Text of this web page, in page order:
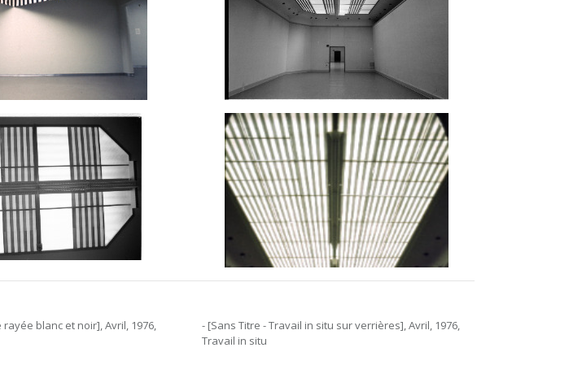
blanc et noir], Avril, 1976,
- [Sans Titre - Travail in situ sur verrières], Avril, 1976,
Travail in situ